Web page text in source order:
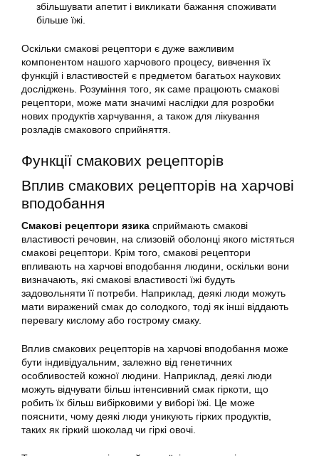
збільшувати апетит і викликати бажання споживати
більше їжі.
Оскільки смакові рецептори є дуже важливим
компонентом нашого харчового процесу, вивчення їх
функцій і властивостей є предметом багатьох наукових
досліджень. Розуміння того, як саме працюють смакові
рецептори, може мати значимі наслідки для розробки
нових продуктів харчування, а також для лікування
розладів смакового сприйняття.
Функції смакових рецепторів
Вплив смакових рецепторів на харчові
вподобання
Смакові рецептори язика сприймають смакові
властивості речовин, на слизовій оболонці якого містяться
смакові рецептори. Крім того, смакові рецептори
впливають на харчові вподобання людини, оскільки вони
визначають, які смакові властивості їжі будуть
задовольняти її потреби. Наприклад, деякі люди можуть
мати виражений смак до солодкого, тоді як інші віддають
перевагу кислому або гострому смаку.
Вплив смакових рецепторів на харчові вподобання може
бути індивідуальним, залежно від генетичних
особливостей кожної людини. Наприклад, деякі люди
можуть відчувати більш інтенсивний смак гіркоти, що
робить їх більш вибірковими у виборі їжі. Це може
пояснити, чому деякі люди уникують гірких продуктів,
таких як гіркий шоколад чи гіркі овочі.